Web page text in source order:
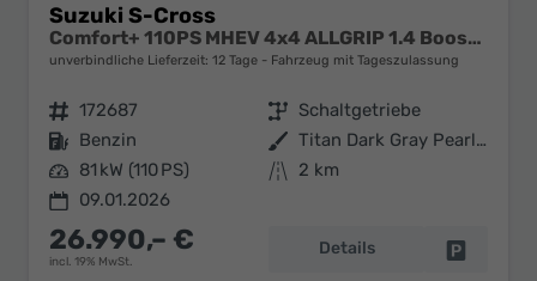
Suzuki S-Cross
Comfort+ 110PS MHEV 4x4 ALLGRIP 1.4 Boosterjet Teilleder Navi Klimaautomatik Sitzheizung ACC PDC v+h 4x Kamera Suzuki-Radio Apple CarPlay Android Auto Touchscreen 2xKeyless 17-LM
unverbindliche Lieferzeit: 12 Tage Fahrzeug mit Tageszulassung
Fahrzeugnr. 172687 Getriebe Schaltgetriebe
Kraftstoff Benzin Außenfarbe
Titan Dark Gray Pearl Metallic
Leistung 81 kW (110 PS) Kilometerstand
2 km
09.01.2026
26.990,– €
incl. 19% MwSt.
Details